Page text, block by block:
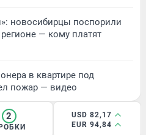
новосибирцы поспорили
— кому платят
в квартире под
пожар — видео
2
USD 82,17
EUR 94,84